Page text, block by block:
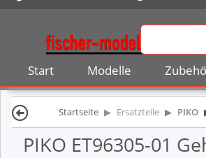
Start Modelle
Startseite Ersatzteile PIKO
PIKO ET96305-01